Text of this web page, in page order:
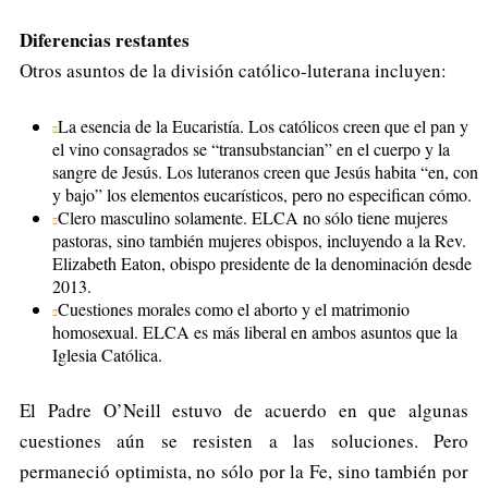
Diferencias restantes
Otros asuntos de la división católico-luterana incluyen:
La esencia de la Eucaristía. Los católicos creen que el pan y
el vino consagrados se “transubstancian” en el cuerpo y la
sangre de Jesús. Los luteranos creen que Jesús habita “en, con
y bajo” los elementos eucarísticos, pero no especifican cómo.
Clero masculino solamente. ELCA no sólo tiene mujeres
pastoras, sino también mujeres obispos, incluyendo a la Rev.
Elizabeth Eaton, obispo presidente de la denominación desde
2013.
Cuestiones morales como el aborto y el matrimonio
homosexual. ELCA es más liberal en ambos asuntos que la
Iglesia Católica.
El Padre O’Neill estuvo de acuerdo en que algunas
cuestiones aún se resisten a las soluciones. Pero
permaneció optimista, no sólo por la Fe, sino también por